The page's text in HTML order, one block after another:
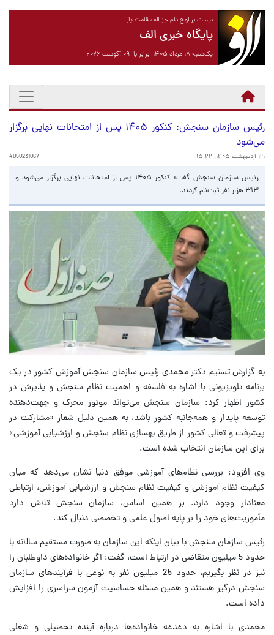
نیست بر لوح دلم جز الف قامت یار
پایگاه خبری الف
یک‌شنبه ۱۸ مرداد ۱۴۰۵ برابر با ۰۹ آگوست ۲۰۲۶
رئیس سازمان سنجش: کنکور ۱۴۰۵ پس از امتحانات نهایی برگزار
می‌شود
۳۱ اردیبهشت ۱۴۰۵، ۱۵:۲۲ 4050231067
رئیس سازمان سنجش گفت: کنکور ۱۴۰۵ پس از امتحانات نهایی برگزار می‌شود و
۳۱۳ هزار نفر ثبت‌نام کردند.
به گزارش تسنیم دکتر محمدی رئیس سازمان سنجش آموزش کشور در یک
برنامه تلویزیونی با اشاره به فلسفه و اهمیت نظام سنجش و پذیرش در
کشور اظهار کرد: سازمان سنجش می‌تواند موتور محرک و جهت‌دهنده
توسعه پایدار و همه‌جانبه کشور باشد، به همین دلیل شعار «مشارکت در
پیشرفت و تعالی کشور از طریق بهسازی نظام سنجش و ارزشیابی آموزشی»
برای این سازمان انتخاب شده است.
وی افزود: بررسی نظام‌های آموزشی موفق دنیا نشان می‌دهد که میان
کیفیت نظام آموزشی و کیفیت نظام سنجش و ارزشیابی آموزشی، ارتباطی
معنادار وجود دارد. بر همین اساس، سازمان سنجش تلاش دارد
مأموریت‌های خود را بر پایه اصول علمی و تخصصی دنبال کند.
رئیس سازمان سنجش با بیان اینکه این سازمان به صورت مستقیم سالانه با
حدود 5 میلیون متقاضی در ارتباط است، گفت: اگر خانواده‌های داوطلبان را
نیز در نظر بگیریم، حدود 25 میلیون نفر به نوعی با فرآیندهای سازمان
سنجش درگیر هستند و همین مسئله حساسیت آزمون سراسری را افزایش
داده است.
محمدی با اشاره به دغدغه خانواده‌ها درباره آینده تحصیلی و شغلی